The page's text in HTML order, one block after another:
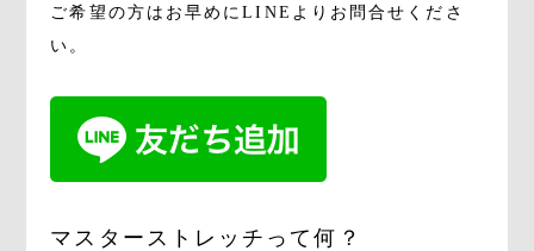
ご希望の方はお早めにLINEよりお問合せくださ
い。
マスターストレッチって何？